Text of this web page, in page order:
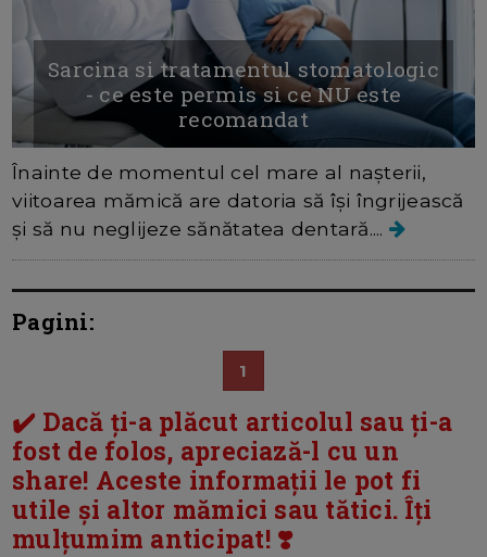
Sarcina si tratamentul stomatologic
- ce este permis si ce NU este
recomandat
Înainte de momentul cel mare al nașterii,
viitoarea mămică are datoria să își îngrijească
și să nu neglijeze sănătatea dentară....
Pagini:
1
✔️ Dacă ți-a plăcut articolul sau ți-a
fost de folos, apreciază-l cu un
share! Aceste informații le pot fi
utile și altor mămici sau tătici. Îți
mulțumim anticipat! ❣️